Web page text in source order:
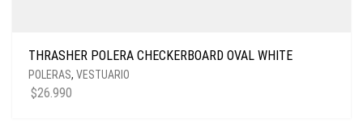
THRASHER POLERA CHECKERBOARD OVAL WHITE
POLERAS, VESTUARIO
$26.990